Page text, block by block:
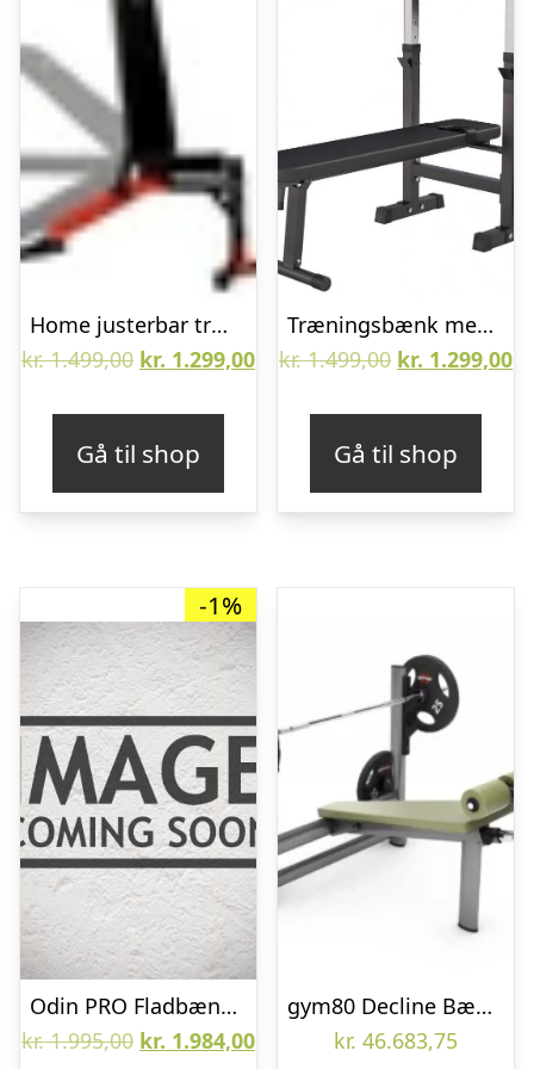
Home justerbar træningsbænk
kr.1.499,00 Den
var:
kr. 1.499,00.
kr. 1.299,00Den
kr. 1.299,00.
Gå til shop
Træningsbænk med bænkpres stativ (sort) (Gorilla)
kr.1.499,00 Den
var:
kr. 1.499,00.
kr. 1.299,00
Gå til shop
-1%
Odin PRO Fladbænk 800
kr.1.995,00 Den
kr. 1.984,00Den
gym80 Decline Bænkpres
kr. 46.683,75